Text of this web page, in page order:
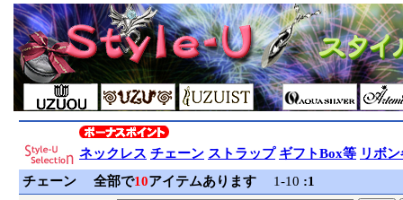
ネックレス チェーン ストラップ ギフトBox等 リボ
チェーン
全部で10アイテムあります 1-10 :1